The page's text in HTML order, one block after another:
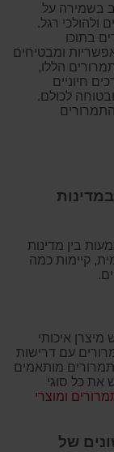
בשמירה על
ולהולכי רגל.
בתוכו
ומבטיחים
הללו,
חיוניים
לכולם.
בין מדינות
קיימות כמה
איכותי
עם דרישות
תמרורים מותאמים
את כל סוגי
ומוצרי
של